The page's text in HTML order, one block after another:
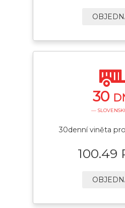
30
—
30denní viněta
100.49